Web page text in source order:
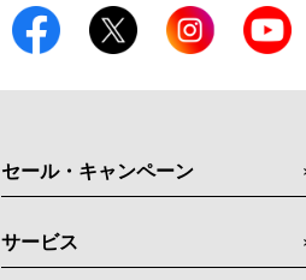
セール・キャンペーン
サービス